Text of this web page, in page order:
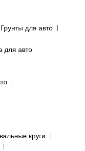
Грунты для авто
для авто
круги